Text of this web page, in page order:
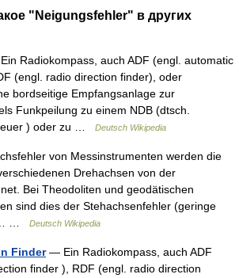
"Neigungsfehler" в других
Radiokompass, auch ADF (engl. automatic
(engl. radio direction finder), oder
bordseitige Empfangsanlage zur
Funkpeilung zu einem NDB (dtsch.
) oder zu …
Deutsch Wikipedia
von Messinstrumenten werden die
Drehachsen von der
Bei Theodoliten und geodätischen
sind dies der Stehachsenfehler (geringe
…
Deutsch Wikipedia
Finder— Ein Radiokompass, auch ADF
finder ), RDF (engl. radio direction